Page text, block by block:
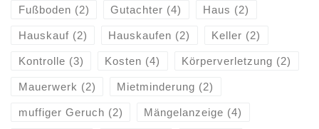
Fußboden (2) Gutachter (4) Haus (2)
Hauskauf(2) Hauskaufen (2) Keller (2)
Kontrolle (3) Kosten (4) Körperverletzung (2)
Mauerwerk (2) Mietminderung (2)
muffiger Geruch (2) Mängelanzeige (4)